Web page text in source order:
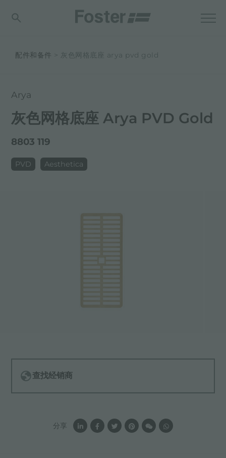
配件和备件 灰色网格底座 arya pvd gold
Arya
灰色网格底座 Arya PVD Gold
8803 119
PVD Aesthetica
查找经销商
分享